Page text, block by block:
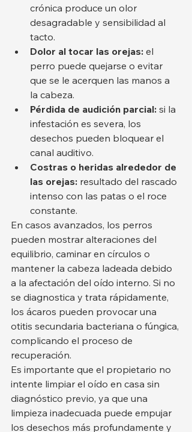
crónica produce un olor
desagradable y sensibilidad al
tacto.
Dolor al tocar las orejas: el
perro puede quejarse o evitar
que se le acerquen las manos a
la cabeza.
Pérdida de audición parcial: si la
infestación es severa, los
desechos pueden bloquear el
canal auditivo.
Costras o heridas alrededor de
las orejas: resultado del rascado
intenso con las patas o el roce
constante.
En casos avanzados, los perros
pueden mostrar alteraciones del
equilibrio, caminar en círculos o
mantener la cabeza ladeada debido
a la afectación del oído interno. Si no
se diagnostica y trata rápidamente,
los ácaros pueden provocar una
otitis secundaria bacteriana o fúngica,
complicando el proceso de
recuperación.
Es importante que el propietario no
intente limpiar el oído en casa sin
diagnóstico previo, ya que una
limpieza inadecuada puede empujar
los desechos más profundamente y